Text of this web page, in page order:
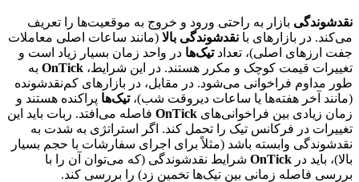
نقدشوندگی بازار به راحتی ورود و خروج به موقعیت‌ها را تعریف
می‌کند. در بازارهای با نقدشوندگی بالا (مانند ساعات اصلی معاملات
جفت ارزهای اصلی)، تعدادتیک‌ها در واحد زمان بسیار زیاد است و
تغییرات قیمت کوچک و مکرر هستند. در این شرایط، OnTick به
طور مداوم فراخوانی می‌شود. در مقابل، در بازارهای کم‌نقدشونده
(مانند آخر هفته‌ها یا ساعات دیروقت شب)،تیک‌ها پراکنده هستند و
زمان زیادی بین فراخوانی‌های OnTick فاصله می‌افتد. ربات باید این
تغییرات در فرکانس تیک را تحمل کند. اگر استراتژی به شدت به
نقدشوندگی وابسته باشد (مثلاً برای اجرای سفارشات با حجم بسیار
بالا)، باید در OnTick شرایط نقدشوندگی (که می‌توان آن را با
بررسی فاصله زمانی بین تیک‌ها تخمین زد) را بررسی کند.